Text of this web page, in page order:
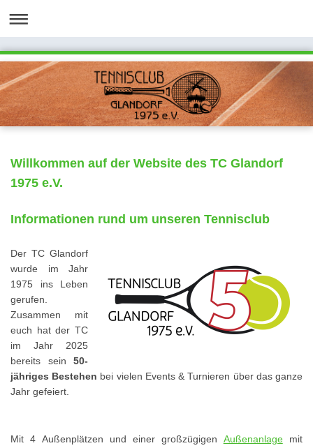
Willkommen auf der Website des TC Glandorf
1975 e.V.
Informationen rund um unseren Tennisclub
Der TC Glandorf
wurde im Jahr
1975 ins Leben
gerufen.
Zusammen mit
euch hat der TC
im Jahr 2025
bereits sein 50-
jähriges Bestehen bei vielen Events & Turnieren über das ganze
Jahr gefeiert.
Mit 4 Außenplätzen und einer großzügigen Außenanlagemit